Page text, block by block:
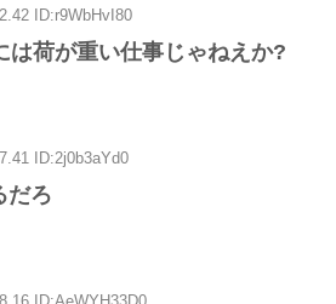
ID:r9WbHvI80
は荷が重い仕事じゃねえか?
ID:2j0b3aYd0
だろ